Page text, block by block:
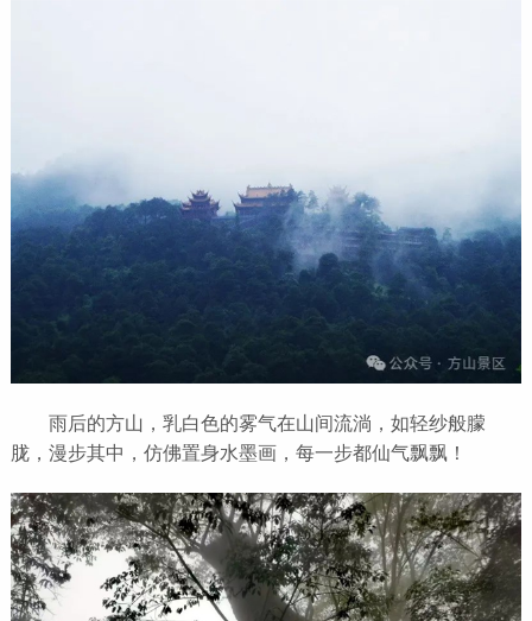
雨后的方山，乳白色的雾气在山间流淌，如轻纱般朦
胧，漫步其中，仿佛置身水墨画，每一步都仙气飘飘！